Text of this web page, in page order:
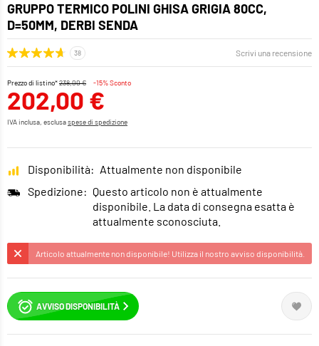
GRUPPO TERMICO POLINI GHISA GRIGIA 80CC,
D=50MM, DERBI SENDA
Scrivi una recensione
Prezzo di listino*238,00 € -15% Sconto
202,00 €
IVA inclusa, esclusaspese di spedizione
Disponibilità: Attualmente non disponibile
Spedizione: Questo articolo non è attualmente
disponibile. La data di consegna esatta è
attualmente sconosciuta.
Articolo attualmente non disponibile! Utilizza il nostro avviso disponibilità.
AVVISO DISPONIBILITÀ